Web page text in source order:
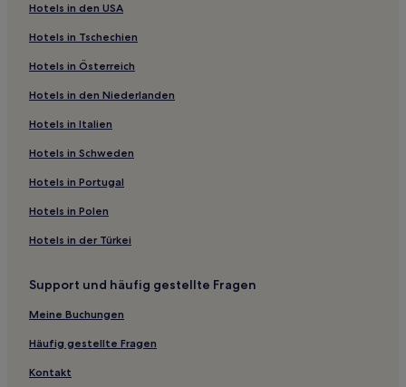
Hotels nahe Qiyang
Hotels nahe Junan TianFo Touristenbereich
Hotels nahe Ju Kreismuseum
Hotels nahe Hauptquartier der 115. Division der Achten
Hotels nahe Li'Familienausstellung
Hotels nahe Heng-Berg
Hotels in den USA
Hotels in Tschechien
Hotels in Österreich
Hotels in den Niederlanden
Hotels in Italien
Hotels in Schweden
Hotels in Portugal
Hotels in Polen
Hotels in der Türkei
Support und häufig gestellte Fragen
Meine Buchungen
Häufig gestellte Fragen
Kontakt